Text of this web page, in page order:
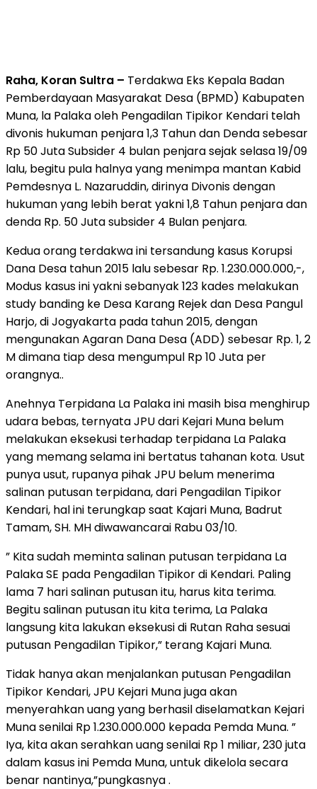
Raha, Koran Sultra – Terdakwa Eks Kepala Badan
Pemberdayaan Masyarakat Desa (BPMD) Kabupaten
Muna, la Palaka oleh Pengadilan Tipikor Kendari telah
divonis hukuman penjara 1,3 Tahun dan Denda sebesar
Rp 50 Juta Subsider 4 bulan penjara sejak selasa 19/09
lalu, begitu pula halnya yang menimpa mantan Kabid
Pemdesnya L. Nazaruddin, dirinya Divonis dengan
hukuman yang lebih berat yakni 1,8 Tahun penjara dan
denda Rp. 50 Juta subsider 4 Bulan penjara.
Kedua orang terdakwa ini tersandung kasus Korupsi
Dana Desa tahun 2015 lalu sebesar Rp. 1.230.000.000,-,
Modus kasus ini yakni sebanyak 123 kades melakukan
study banding ke Desa Karang Rejek dan Desa Pangul
Harjo, di Jogyakarta pada tahun 2015, dengan
mengunakan Agaran Dana Desa (ADD) sebesar Rp. 1, 2
M dimana tiap desa mengumpul Rp 10 Juta per
orangnya..
Anehnya Terpidana La Palaka ini masih bisa menghirup
udara bebas, ternyata JPU dari Kejari Muna belum
melakukan eksekusi terhadap terpidana La Palaka
yang memang selama ini bertatus tahanan kota. Usut
punya usut, rupanya pihak JPU belum menerima
salinan putusan terpidana, dari Pengadilan Tipikor
Kendari, hal ini terungkap saat Kajari Muna, Badrut
Tamam, SH. MH diwawancarai Rabu 03/10.
” Kita sudah meminta salinan putusan terpidana La
Palaka SE pada Pengadilan Tipikor di Kendari. Paling
lama 7 hari salinan putusan itu, harus kita terima.
Begitu salinan putusan itu kita terima, La Palaka
langsung kita lakukan eksekusi di Rutan Raha sesuai
putusan Pengadilan Tipikor,” terang Kajari Muna.
Tidak hanya akan menjalankan putusan Pengadilan
Tipikor Kendari, JPU Kejari Muna juga akan
menyerahkan uang yang berhasil diselamatkan Kejari
Muna senilai Rp 1.230.000.000 kepada Pemda Muna. ”
Iya, kita akan serahkan uang senilai Rp 1 miliar, 230 juta
dalam kasus ini Pemda Muna, untuk dikelola secara
benar nantinya,”pungkasnya .